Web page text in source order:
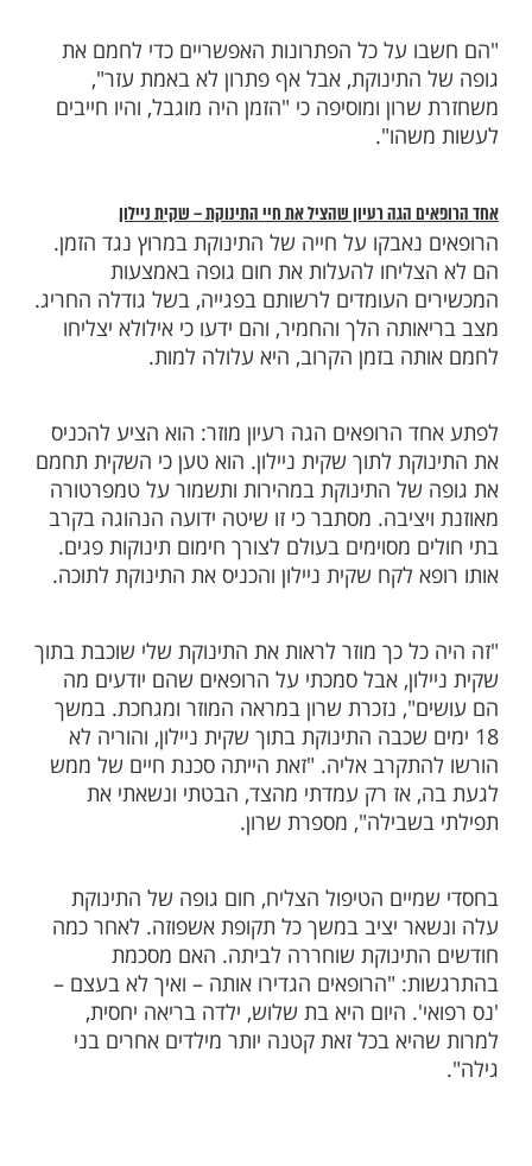
זעירה במשקל של 498 גרם בלבד.
בדחיפות לטיפול נמרץ יילודים,
נבוכים נוכח גודלה החריג. הסתבר כי הציוד
התאים לגודלה המזערי של התינוקת, שהייתה
יד של אדם בוגר.
אבל אף פתרון לא באמת עזר",
ומוסיפה כי "הזמן היה מוגבל, והיו חייבים
הגה רעיון שהציל את חיי התינוקת – שקית ניילון
להעלות את חום גופה באמצעות
העומדים לרשותם בפגייה, בשל גודלה החריג.
הלך והחמיר, והם ידעו כי אילולא יצליחו
בזמן הקרוב, היא עלולה למות.
לתוך שקית ניילון. הוא טען כי השקית תחמם
התינוקת במהירות ותשמור על טמפרטורה
מסתבר כי זו שיטה ידועה הנהוגה בקרב
מסוימים בעולם לצורך חימום תינוקות פגים.
לקח שקית ניילון והכניס את התינוקת לתוכה.